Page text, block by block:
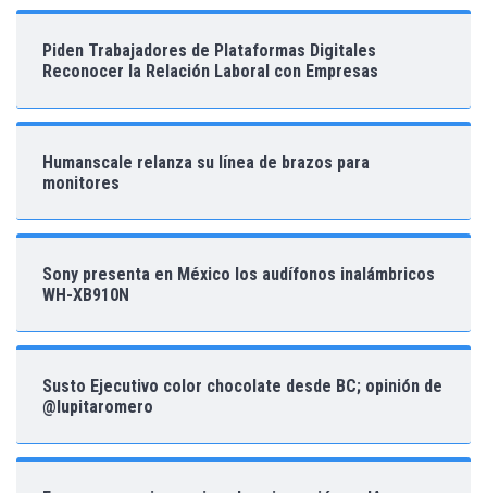
Piden Trabajadores de Plataformas Digitales
Reconocer la Relación Laboral con Empresas
Humanscale relanza su línea de brazos para
monitores
Sony presenta en México los audífonos inalámbricos
WH-XB910N
Susto Ejecutivo color chocolate desde BC; opinión de
@lupitaromero